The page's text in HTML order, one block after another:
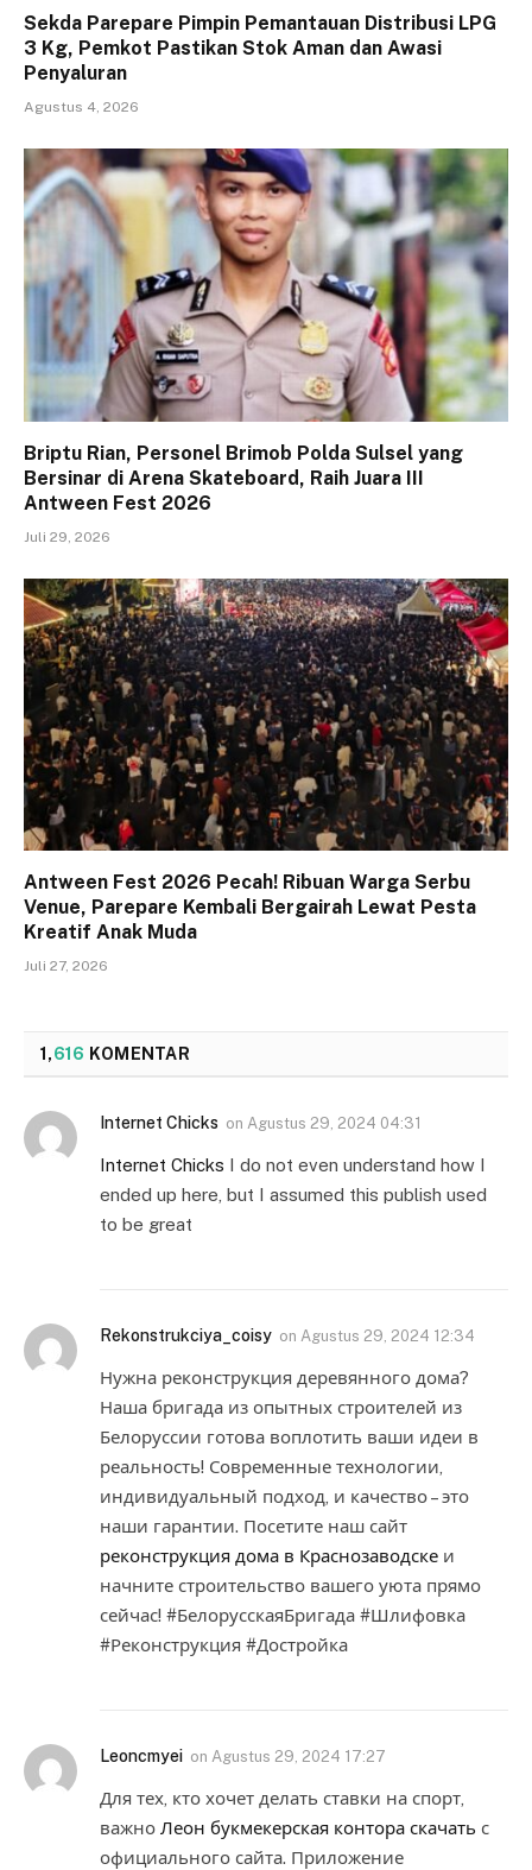
Sekda Parepare Pimpin Pemantauan Distribusi LPG
3 Kg, Pemkot Pastikan Stok Aman dan Awasi
Penyaluran
Agustus 4, 2026
Briptu Rian, Personel Brimob Polda Sulsel yang
Bersinar di Arena Skateboard, Raih Juara III
Antween Fest 2026
Juli 29, 2026
Antween Fest 2026 Pecah! Ribuan Warga Serbu
Venue, Parepare Kembali Bergairah Lewat Pesta
Kreatif Anak Muda
Juli 27, 2026
1,616 KOMENTAR
Internet Chicks on Agustus 29, 2024 04:31
Internet Chicks I do not even understand how I
ended up here, but I assumed this publish used
to be great
Rekonstrukciya_coisy on Agustus 29, 2024 12:34
Нужна реконструкция деревянного дома?
Наша бригада из опытных строителей из
Белоруссии готова воплотить ваши идеи в
реальность! Современные технологии,
индивидуальный подход, и качество – это
наши гарантии. Посетите наш сайт
реконструкция дома в Краснозаводске и
начните строительство вашего уюта прямо
сейчас! #БелорусскаяБригада #Шлифовка
#Реконструкция #Достройка
Leoncmyei on Agustus 29, 2024 17:27
Для тех, кто хочет делать ставки на спорт,
важно Леон букмекерская контора скачать с
официального сайта. Приложение